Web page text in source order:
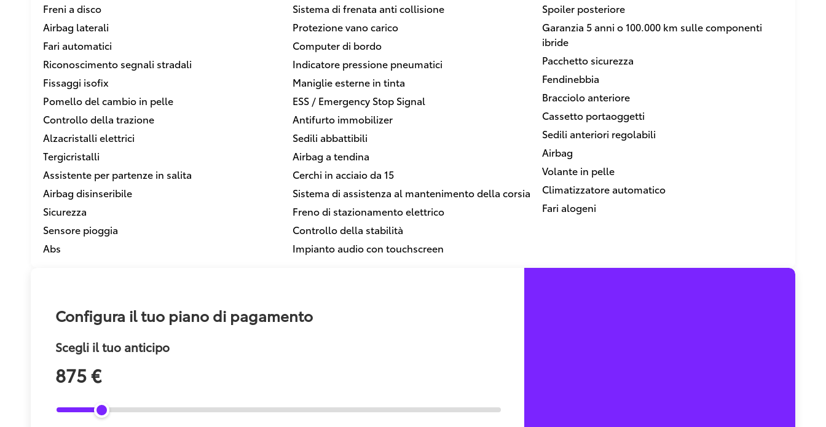
Freni a disco
Airbag laterali
Fari automatici
Riconoscimento segnali stradali
Fissaggi isofix
Pomello del cambio in pelle
Controllo della trazione
Alzacristalli elettrici
Tergicristalli
Assistente per partenze in salita
Airbag disinseribile
Sicurezza
Sensore pioggia
Abs
Sistema di frenata anti collisione
Protezione vano carico
Computer di bordo
Indicatore pressione pneumatici
Maniglie esterne in tinta
ESS / Emergency Stop Signal
Antifurto immobilizer
Sedili abbattibili
Airbag a tendina
Cerchi in acciaio da 15
Sistema di assistenza al mantenimento della corsia
Freno di stazionamento elettrico
Controllo della stabilità
Impianto audio con touchscreen
Spoiler posteriore
Garanzia 5 anni o 100.000 km sulle componenti
ibride
Pacchetto sicurezza
Fendinebbia
Bracciolo anteriore
Cassetto portaoggetti
Sedili anteriori regolabili
Airbag
Volante in pelle
Climatizzatore automatico
Fari alogeni
Configura il tuo piano di pagamento
Scegli il tuo anticipo
875 €